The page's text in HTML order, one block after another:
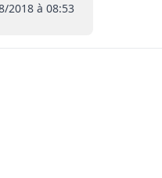
2018 à 08:53